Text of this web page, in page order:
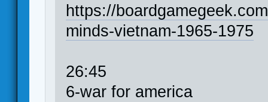
https://
minds-vietnam-1965-1975
26:45
6-war for america